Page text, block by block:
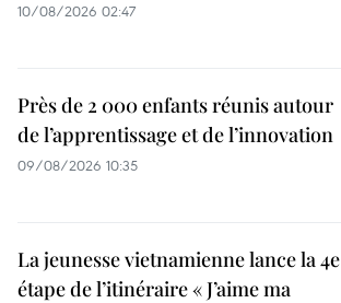
10/08/2026 02:47
Près de 2 000 enfants réunis autour
de l’apprentissage et de l’innovation
09/08/2026 10:35
La jeunesse vietnamienne lance la 4e
étape de l’itinéraire « J’aime ma